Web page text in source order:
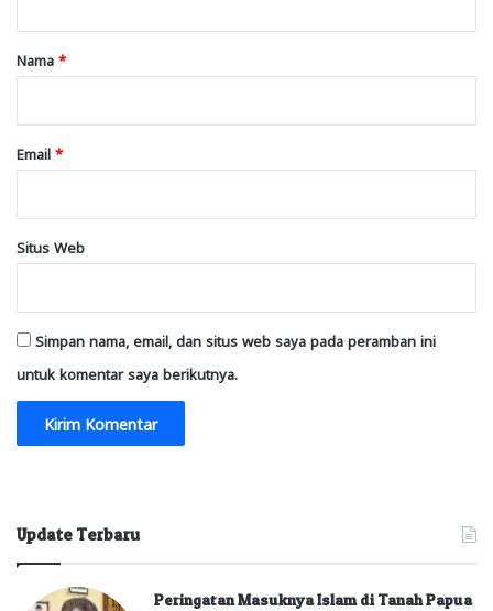
rNama *
Email *
Situs Web
Simpan nama, email, dan situs web saya pada peramban ini
untuk komentar saya berikutnya.
Update Terbaru
Peringatan Masuknya Islam di Tanah Papua